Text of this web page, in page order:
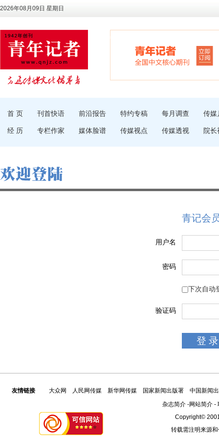
2026年08月09日 星期日
首 页 刊首快语 前沿报告 特约专稿 每月调查 传媒
经 历 专栏作家 媒体脸谱 传媒视点 传媒透视 院长
青记会
用户名
密码
下次自动
验证码
友情链接 大众网 人民网传媒 新华网传媒 国家新闻出版署
中国新闻
杂志简介 -网站简介 -
Copyright©
转载需注明来源